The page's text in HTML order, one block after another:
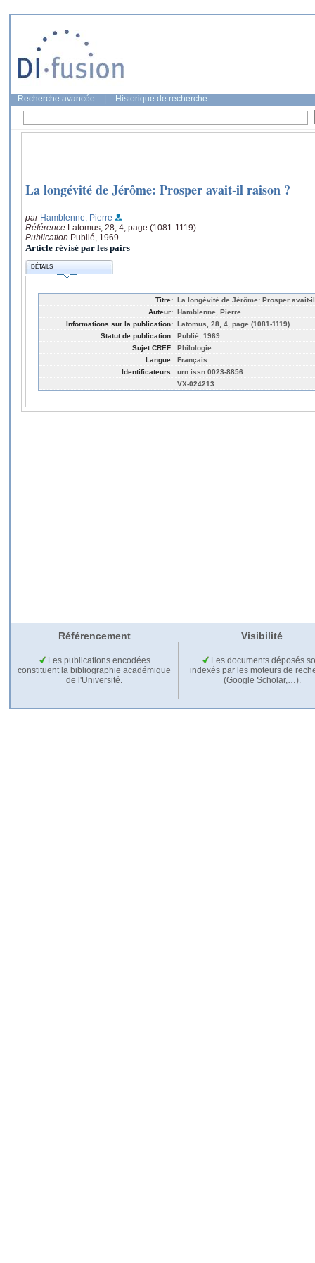
Recherche avancée Historique de recherche
La longévité de Jérôme: Prosper avait-il raison ?
par Hamblenne, Pierre
Référence Latomus, 28, 4, page (1081-1119)
Publication Publié, 1969
Article révisé par les pairs
DÉTAILS
Titre: La longévité de Jérôme: Prosper avait-
Auteur: Hamblenne, Pierre
Informations sur la publication: Latomus, 28, 4, page (1081-1119)
Statut de publication: Publié, 1969
Sujet CREF: Philologie
Langue: Français
Identificateurs: urn:issn:0023-8856
VX-024213
Référencement Visibilité
Les publications encodées
constituent la bibliographie académique
de l'Université.
Les documents déposés
indexés par les moteurs de
(Google Scholar,…).